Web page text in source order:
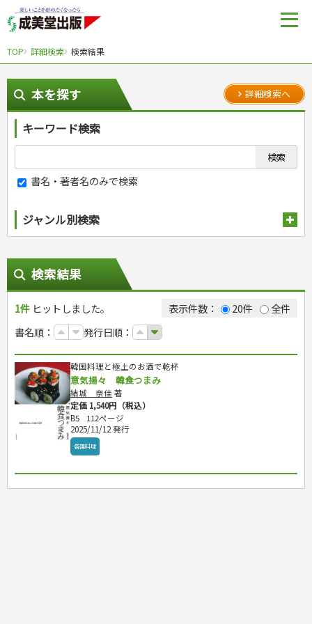
TOP 詳細検索 検索結果
本を探す 詳細検索へ
キーワード検索
書名・著者名のみで検索
ジャンル別検索
スポーツ
スポーツルール
ゴルフ
トレーニング
ジュニアスポーツ
その他スポーツ
自然・アウトドア・ペット
犬・猫
ペット・飼育
園芸・野菜づくり
雑学
ナンプレ
囲碁・将棋・麻雀
ゲーム・マジック
家相・風水・占い
カルチャー・芸術・趣味
鉄道・車・自転車
音楽・楽器
趣味・鑑賞・カメラ
絵画・デッサン
俳句・詩・ことば
辞典・語学
辞典
語学・旅行会話
運転免許
原付・二輪
普通免許
その他免許
生活・暮らし
料理
料理・レシピ
おもてなし・ごちそう料理
各国料理
お弁当
健康メニュー・ダイエット
調理器具クッキング
お菓子・ケーキ・パン
飲み物・お酒
手芸・クラフト
編み物
ソーイング
クラフト
住まい・インテリア・暮らし
インテリア・ハウジング
収納・掃除・暮らし
美容・ファッション
ダイエット・エクササイズ
メイク・ネイル・ヘア
着物・着つけ
冠婚葬祭・手紙・ペン字
冠婚葬祭・スピーチ・マナー
手紙・ペン字
妊娠・出産・育児
妊娠・出産・育児
離乳食・幼児食・こどもレシピ
健康と保育
家庭医学・健康
ツボ・マッサージ
健康知識
栄養事典
生活習慣病
看護・介護
介護一般
パネルシアター
指導マニュアル
児童一般
おりがみ・あやとり
なぞなぞ・ゲーム
占い・心理ゲーム
のりもの・ずかん
読み物・絵本
音と光のでる絵本
学参・ドリル
夏休みドリル
総復習ドリル
学習・地図
自由研究・読書感想文
えんぴつちょう
就職活動
就職活動
就職試験
公務員試験
資格試験
検定試験・資格試験
英語検定・TOEIC
漢字検定・数学検定
簿記検定
看護・薬学
ビジネス
経営・経済・法律
マネー・株・資産
ビジネス・法律
簿記・経理・税金・保険
その他ビジネス
自己啓発
自己啓発
ビジネス読み物
旅行・歴史
国内・海外旅行
国外旅行
地理・歴史
成美文庫
その他文庫
ダイアリー
検索結果
1件 ヒットしました。 表示件数： 20件
全件
書名順：
発行日順：
韓国料理と極上のお酒で乾杯
意気揚々 韓食つまみ
結城 奈佳著
定価 1,540円（税込）
B5
112ページ
2025/11/12 発行
各国料理